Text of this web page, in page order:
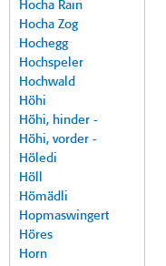
Hocha Rain
Hocha Zog
Hochegg
Hochspeler
Hochwald
Höhi
Höhi, hinder -
Höhi, vorder -
Höledi
Höll
Hömädli
Hopmaswingert
Höres
Horn